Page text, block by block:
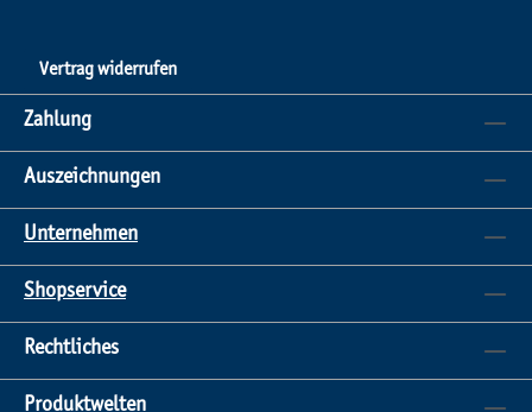
Vertrag widerrufen
Zahlung
Auszeichnungen
Unternehmen
Shopservice
Rechtliches
Produktwelten